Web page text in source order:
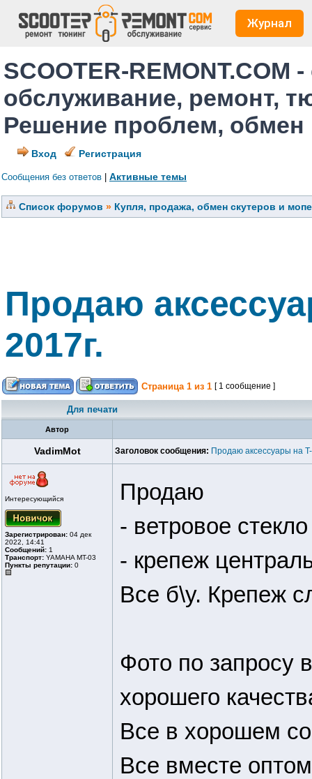
Журнал
SCOOTER-REMONT.COM
обслуживание, ремонт,
Решение проблем,
Вход Регистрация
Сообщения без ответов Активные темы
Список форумов » Купля, продажа, обмен скутеров и
Продаю
2017г.
Страница 1 из 1 [ 1 сообщение ]
Для печати
Автор
VadimMot Заголовок сообщения: Продаю аксессуары на
Интересующийся
Зарегистрирован: 04 дек
2022, 14:41
Сообщений: 1
Транспорт: YAMAHA MT-03
Пункты репутации: 0
Продаю
- ветровое
- крепеж
Все б\у. Крепеж
Фото по запросу
хорошего
Все в хорошем
Все вместе